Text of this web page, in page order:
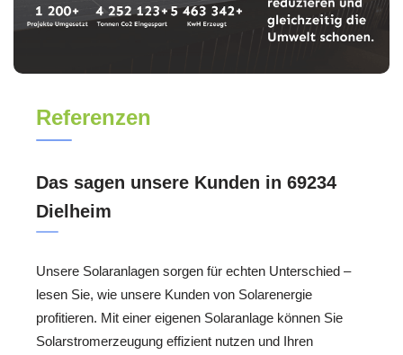
Referenzen
Das sagen unsere Kunden in 69234
Dielheim
Unsere Solaranlagen sorgen für echten Unterschied –
lesen Sie, wie unsere Kunden von Solarenergie
profitieren. Mit einer eigenen Solaranlage können Sie
Solarstromerzeugung effizient nutzen und Ihren